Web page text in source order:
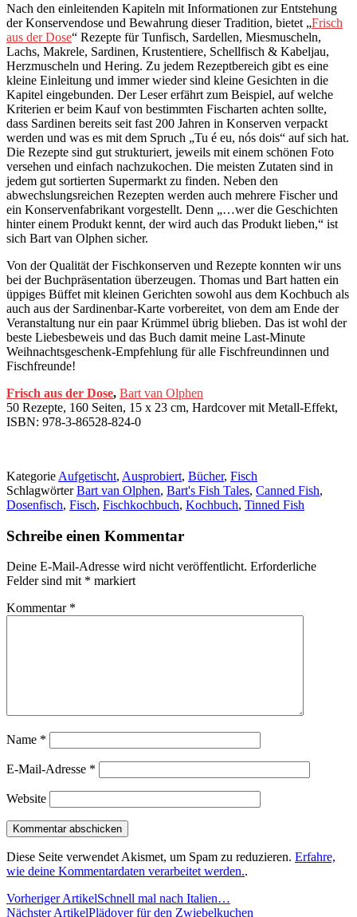
Nach den einleitenden Kapiteln mit Informationen zur Entstehung
der Konservendose und Bewahrung dieser Tradition, bietet „Frisch
aus der Dose“ Rezepte für Tunfisch, Sardellen, Miesmuscheln,
Lachs, Makrele, Sardinen, Krustentiere, Schellfisch & Kabeljau,
Herzmuscheln und Hering. Zu jedem Rezeptbereich gibt es eine
kleine Einleitung und immer wieder sind kleine Gesichten in die
Kapitel eingebunden. Der Leser erfährt zum Beispiel, auf welche
Kriterien er beim Kauf von bestimmten Fischarten achten sollte,
dass Sardinen bereits seit fast 200 Jahren in Konserven verpackt
werden und was es mit dem Spruch „Tu é eu, nós dois“ auf sich hat.
Die Rezepte sind gut strukturiert, jeweils mit einem schönen Foto
versehen und einfach nachzukochen. Die meisten Zutaten sind in
jedem gut sortierten Supermarkt zu finden. Neben den
abwechslungsreichen Rezepten werden auch mehrere Fischer und
ein Konservenfabrikant vorgestellt. Denn „…wer die Geschichten
hinter einem Produkt kennt, der wird auch das Produkt lieben,“ ist
sich Bart van Olphen sicher.
Von der Qualität der Fischkonserven und Rezepte konnten wir uns
bei der Buchpräsentation überzeugen. Thomas und Bart hatten ein
üppiges Büffet mit kleinen Gerichten sowohl aus dem Kochbuch als
auch aus der Sardinenbar-Karte vorbereitet, von dem am Ende der
Veranstaltung nur ein paar Krümmel übrig blieben. Das ist wohl der
beste Liebesbeweis und das Buch damit meine Last-Minute
Weihnachtsgeschenk-Empfehlung für alle Fischfreundinnen und
Fischfreunde!
Frisch aus der Dose, Bart van Olphen
50 Rezepte, 160 Seiten, 15 x 23 cm, Hardcover mit Metall-Effekt,
ISBN: 978-3-86528-824-0
Kategorie Aufgetischt, Ausprobiert, Bücher, Fisch
SchlagwörterBart van Olphen, Bart's Fish Tales, Canned Fish,
Dosenfisch, Fisch, Fischkochbuch, Kochbuch, Tinned Fish
Schreibe einen Kommentar
Deine E-Mail-Adresse wird nicht veröffentlicht. Erforderliche
Felder sind mit * markiert
Kommentar *
Name *
E-Mail-Adresse *
Website
Diese Seite verwendet Akismet, um Spam zu reduzieren. Erfahre,
wie deine Kommentardaten verarbeitet werden..
Vorheriger ArtikelSchnell mal nach Italien…
Nächster ArtikelPlädoyer für den Zwiebelkuchen